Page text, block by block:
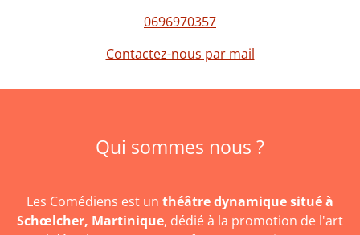
0696970357
Contactez-nous par mail
Qui sommes nous ?
Les Comédiens est un théâtre dynamiquesitué à
Schœlcher, Martinique, dédié à la promotion de l'art